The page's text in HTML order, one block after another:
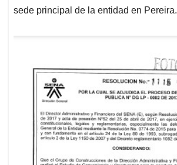
sede principal de la entidad en Pereira.